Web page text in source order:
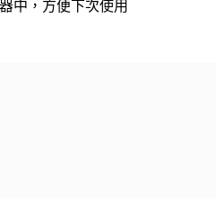
中，方便下次使用